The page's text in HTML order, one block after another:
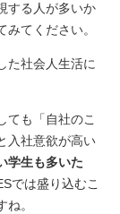
する人が多いか
てください。
た社会人生活に
ても「自社のこ
入社意欲が高い
学生も多いた
では盛り込むこ
。